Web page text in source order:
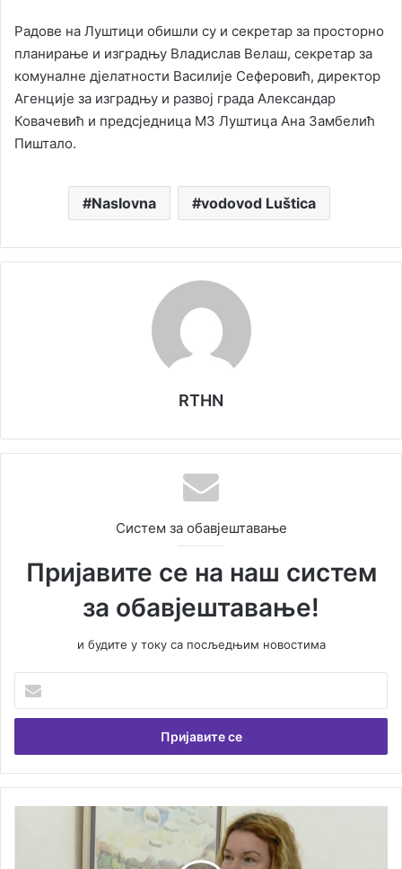
Радове на Луштици обишли су и секретар за просторно
планирање и изградњу Владислав Велаш, секретар за
комуналне дјелатности Василије Сеферовић, директор
Агенције за изградњу и развој града Александар
Ковачевић и предсједница МЗ Луштица Ана Замбелић
Пиштало.
Naslovna vodovod Luštica
RTHN
Систем за обавјештавање
Пријавите се на наш систем
за обавјештавање!
и будите у току са посљедњим новостима
Вашу
емаил